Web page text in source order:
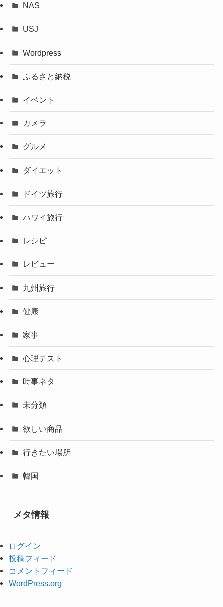
NAS
USJ
Wordpress
ふるさと納税
イベント
カメラ
グルメ
ダイエット
ドイツ旅行
ハワイ旅行
レシピ
レビュー
九州旅行
健康
家事
心理テスト
時事ネタ
未分類
欲しい商品
行きたい場所
韓国
メタ情報
ログイン
投稿フィード
コメントフィード
WordPress.org